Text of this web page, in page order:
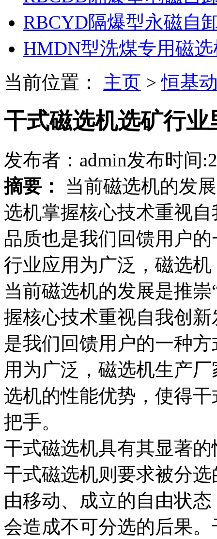
RBCYD隔爆型永磁自
HMDN型洗煤专用磁
当前位置：
主页 >恒基
干式磁选机选矿行业
发布者：admin发布时间
摘要：
当前磁选机的发
选机掌握核心技术重视
品质也是我们回馈用户
行业应用为广泛，磁选机
当前磁选机的发展是推
握核心技术重视自我创
是我们回馈用户的一种
用为广泛，磁选机生产
选机的性能优势，使得
把手。
干式磁选机具有其显著
干式磁选机则要求被分
由移动、成立的自由状
会造成不可分选的后果